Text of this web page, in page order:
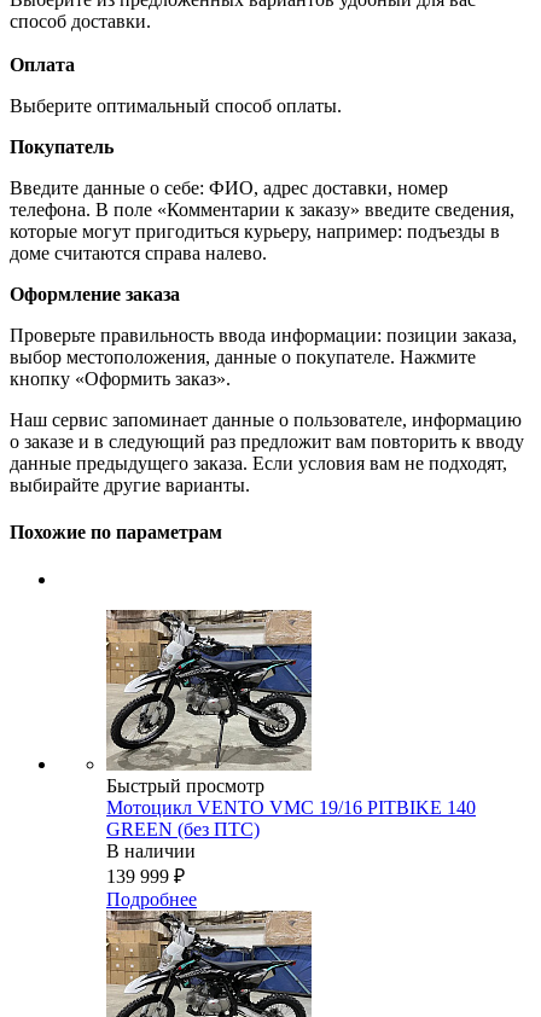
способ доставки.
Оплата
Выберите оптимальный способ оплаты.
Покупатель
Введите данные о себе: ФИО, адрес доставки, номер
телефона. В поле «Комментарии к заказу» введите сведения,
которые могут пригодиться курьеру, например: подъезды в
доме считаются справа налево.
Оформление заказа
Проверьте правильность ввода информации: позиции заказа,
выбор местоположения, данные о покупателе. Нажмите
кнопку «Оформить заказ».
Наш сервис запоминает данные о пользователе, информацию
о заказе и в следующий раз предложит вам повторить к вводу
данные предыдущего заказа. Если условия вам не подходят,
выбирайте другие варианты.
Похожие по параметрам
Быстрый просмотр
Мотоцикл VENTO VMC 19/16 PITBIKE 140
GREEN (без ПТС)
В наличии
139 999 ₽
Подробнее